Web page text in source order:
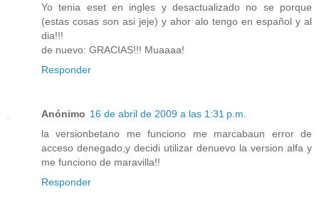
Yo tenia eset en ingles y desactualizado no se porque
(estas cosas son asi jeje) y ahor alo tengo en español y al
dia!!!
de nuevo: GRACIAS!!! Muaaaa!
Responder
Anónimo 16 de abril de 2009 a las 1:31 p.m.
la versionbetano me funciono me marcabaun error de
acceso denegado,y decidi utilizar denuevo la version alfa y
me funciono de maravilla!!
Responder